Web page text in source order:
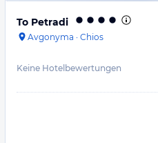
To Petradi
Avgonyma · Chios
Keine Hotelbewertungen